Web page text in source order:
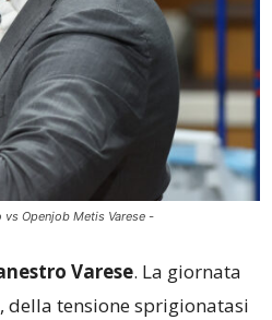
vs Openjob Metis Varese -
Varese. La giornata
della tensione sprigionatasi